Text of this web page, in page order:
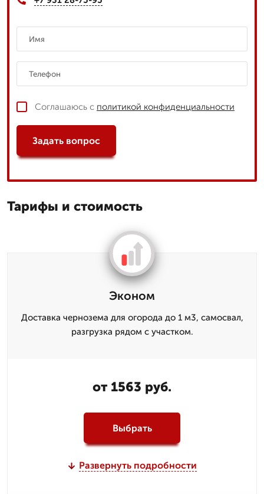
Соглашаюсь с политикой конфиденциальности
Задать вопрос
Тарифы и стоимость
Эконом
Доставка чернозема для огорода до 1 м3, самосвал,
разгрузка рядом с участком.
от 1563 руб.
Выбрать
Развернуть подробности